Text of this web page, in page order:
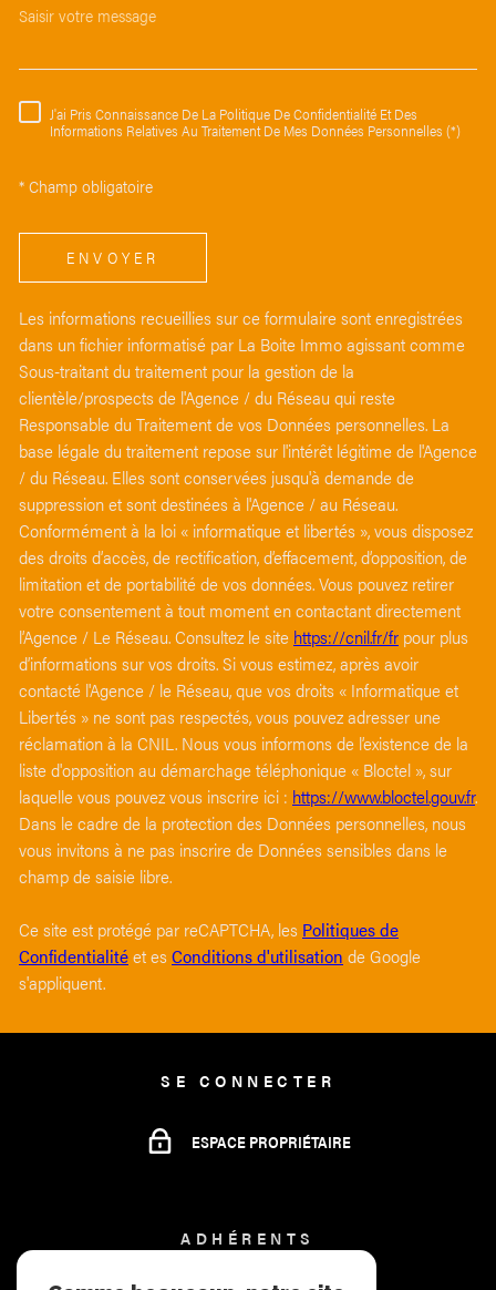
RÈGLEMENTATION
J'ai Pris Connaissance De La Politique De Confidentialité Et Des
Informations Relatives Au Traitement De Mes Données Personnelles (*)
* Champ obligatoire
ENVOYER
Les informations recueillies sur ce formulaire sont enregistrées
dans un fichier informatisé par La Boite Immo agissant comme
Sous-traitant du traitement pour la gestion de la
clientèle/prospects de l'Agence / du Réseau qui reste
Responsable du Traitement de vos Données personnelles. La
base légale du traitement repose sur l'intérêt légitime de l'Agence
/ du Réseau. Elles sont conservées jusqu'à demande de
suppression et sont destinées à l'Agence / au Réseau.
Conformément à la loi « informatique et libertés », vous disposez
des droits d’accès, de rectification, d’effacement, d’opposition, de
limitation et de portabilité de vos données. Vous pouvez retirer
votre consentement à tout moment en contactant directement
l’Agence / Le Réseau. Consultez le site https://cnil.fr/fr pour plus
d’informations sur vos droits. Si vous estimez, après avoir
contacté l'Agence / le Réseau, que vos droits « Informatique et
Libertés » ne sont pas respectés, vous pouvez adresser une
réclamation à la CNIL. Nous vous informons de l’existence de la
liste d'opposition au démarchage téléphonique « Bloctel », sur
laquelle vous pouvez vous inscrire ici : https://www.bloctel.gouv.fr.
Dans le cadre de la protection des Données personnelles, nous
vous invitons à ne pas inscrire de Données sensibles dans le
champ de saisie libre.
Ce site est protégé par reCAPTCHA, les Politiques de
Confidentialitéet esConditions d'utilisation de Google
s'appliquent.
SE CONNECTER
ESPACE PROPRIÉTAIRE
ADHÉRENTS